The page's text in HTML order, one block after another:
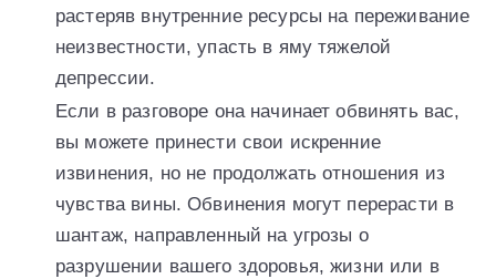
растеряв внутренние ресурсы на переживание
неизвестности, упасть в яму тяжелой
депрессии.
Если в разговоре она начинает обвинять вас,
вы можете принести свои искренние
извинения, но не продолжать отношения из
чувства вины. Обвинения могут перерасти в
шантаж, направленный на угрозы о
разрушении вашего здоровья, жизни или в